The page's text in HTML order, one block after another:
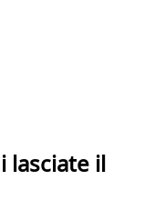
lasciate il